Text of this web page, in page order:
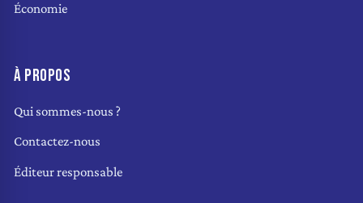
Économie
À PROPOS
Qui sommes-nous ?
Contactez-nous
Éditeur responsable